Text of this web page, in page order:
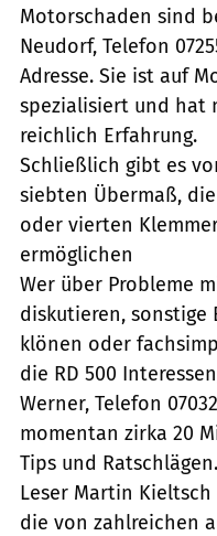
Motorschaden sind
Neudorf, Telefon
Adresse. Sie ist auf
spezialisiert und hat
reichlich Erfahrung.
Schließlich gibt es
siebten Übermaß,
oder vierten
ermöglichen
Wer über Probleme
diskutieren, sonstige
klönen oder
die RD 500
Werner, Telefon
momentan zirka 20
Tips und Ratschlägen.
Leser Martin
die von zahlreichen